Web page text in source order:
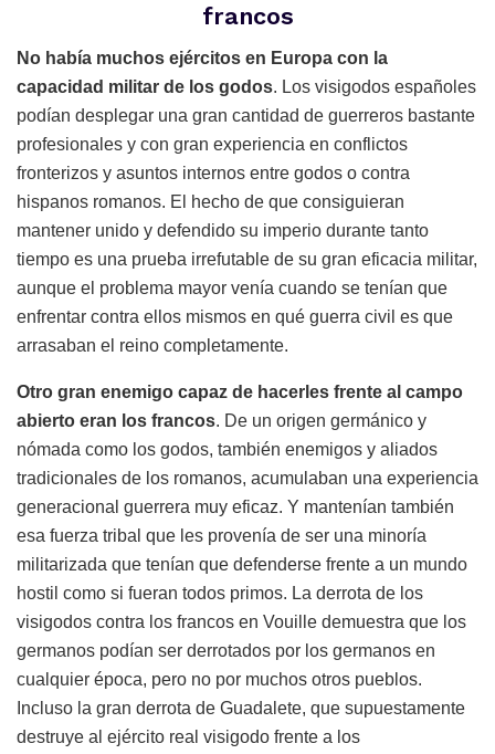
francos
No había muchos ejércitos en Europa con la
capacidad militar de los godos. Los visigodos españoles
podían desplegar una gran cantidad de guerreros bastante
profesionales y con gran experiencia en conflictos
fronterizos y asuntos internos entre godos o contra
hispanos romanos. El hecho de que consiguieran
mantener unido y defendido su imperio durante tanto
tiempo es una prueba irrefutable de su gran eficacia militar,
aunque el problema mayor venía cuando se tenían que
enfrentar contra ellos mismos en qué guerra civil es que
arrasaban el reino completamente.
Otro gran enemigo capaz de hacerles frente al campo
abierto eran los francos. De un origen germánico y
nómada como los godos, también enemigos y aliados
tradicionales de los romanos, acumulaban una experiencia
generacional guerrera muy eficaz. Y mantenían también
esa fuerza tribal que les provenía de ser una minoría
militarizada que tenían que defenderse frente a un mundo
hostil como si fueran todos primos. La derrota de los
visigodos contra los francos en Vouille demuestra que los
germanos podían ser derrotados por los germanos en
cualquier época, pero no por muchos otros pueblos.
Incluso la gran derrota de Guadalete, que supuestamente
destruye al ejército real visigodo frente a los